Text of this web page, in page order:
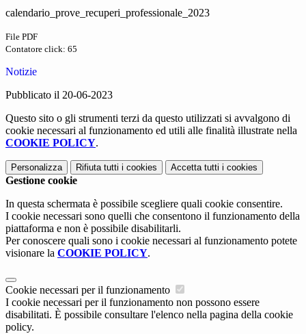
calendario_prove_recuperi_professionale_2023
File PDF
Contatore click: 65
Notizie
Pubblicato il 20-06-2023
Questo sito o gli strumenti terzi da questo utilizzati si avvalgono di
cookie necessari al funzionamento ed utili alle finalità illustrate nella
COOKIE POLICY.
Personalizza Rifiuta tutti i cookies Accetta tutti i cookies
Gestione cookie
In questa schermata è possibile scegliere quali cookie consentire.
I cookie necessari sono quelli che consentono il funzionamento della
piattaforma e non è possibile disabilitarli.
Per conoscere quali sono i cookie necessari al funzionamento potete
visionare la COOKIE POLICY.
Cookie necessari per il funzionamento
I cookie necessari per il funzionamento non possono essere
disabilitati. È possibile consultare l'elenco nella pagina della cookie
policy.